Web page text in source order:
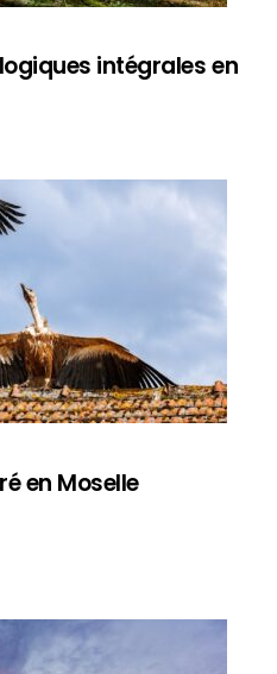
intégrales en
en Moselle